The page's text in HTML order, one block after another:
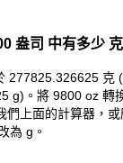
盎司 中有多少
277825.326625 克
g)。將 9800 oz 轉
們上面的計算器，
為 g。